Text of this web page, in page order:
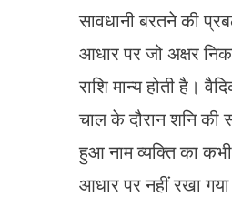
सावधानी बरतने की
आधार पर जो अक्षर
राशि मान्य होती है।
चाल के दौरान शनि की
हुआ नाम व्यक्ति का
आधार पर नहीं रखा